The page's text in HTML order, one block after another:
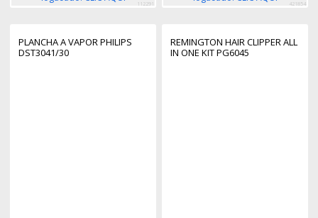
112291 421854
PLANCHA A VAPOR PHILIPS
DST3041/30
REMINGTON HAIR CLIPPER ALL
IN ONE KIT PG6045